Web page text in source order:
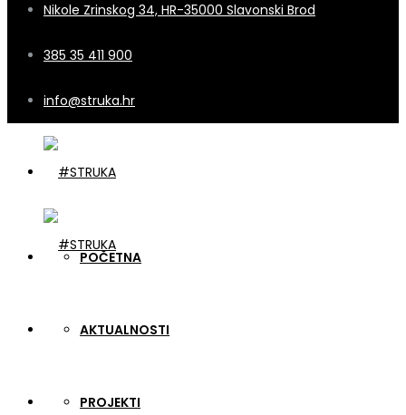
Nikole Zrinskog 34, HR-35000 Slavonski Brod
385 35 411 900
info@struka.hr
POČETNA
AKTUALNOSTI
PROJEKTI